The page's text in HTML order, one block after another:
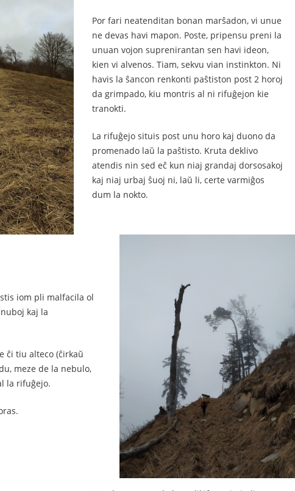
Por fari neatenditan bonan marŝadon, vi unue
ne devas havi mapon. Poste, pripensu preni la
unuan vojon suprenirantan sen havi ideon,
kien vi alvenos. Tiam, sekvu vian instinkton. Ni
havis la ŝancon renkonti paŝtiston post 2 horoj
da grimpado, kiu montris al ni rifuĝejon kie
tranokti.
La rifuĝejo situis post unu horo kaj duono da
promenado laŭ la paŝtisto. Kruta deklivo
atendis nin sed eĉ kun niaj grandaj dorsosakoj
kaj niaj urbaj ŝuoj ni, laŭ li, certe varmiĝos
dum la nokto.
iom pli malfacila ol
kaj la
ĉi tiu alteco (ĉirkaŭ
meze de la nebulo,
la rifuĝejo.